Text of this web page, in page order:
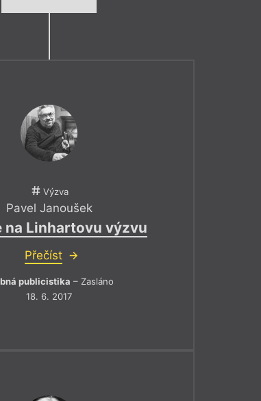
Výzva
Pavel Janoušek
na Linhartovu výzvu
Přečíst
publicistika – Zasláno
18. 6. 2017